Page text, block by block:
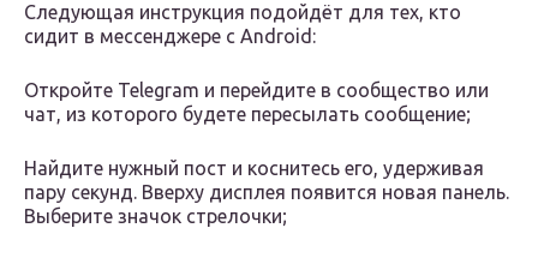
Следующая инструкция подойдёт для тех, кто
сидит в мессенджере с Android:
Откройте Telegram и перейдите в сообщество или
чат, из которого будете пересылать сообщение;
Найдите нужный пост и коснитесь его, удерживая
пару секунд. Вверху дисплея появится новая панель.
Выберите значок стрелочки;